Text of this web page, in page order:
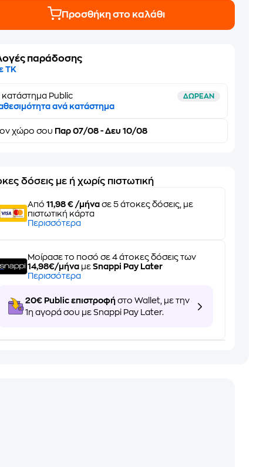
Προσθήκη στο καλάθι
παράδοσης
ΤΚ
κατάστημα Public ΔΩΡΕΑΝ
ανά κατάστημα
χώρο σου Παρ 07/08 - Δευ 10/08
δόσεις με ή χωρίς πιστωτική
Από11,98 € /μήνα σε 5 άτοκες δόσεις, με
πιστωτική κάρτα
Περισσότερα
Μοίρασε το ποσό σε 4 άτοκες δόσεις των
14,98€/μήνα μεSnappi Pay Later
Περισσότερα
20€ Public επιστροφή στο Wallet, με την
1η αγορά σου με Snappi Pay Later.